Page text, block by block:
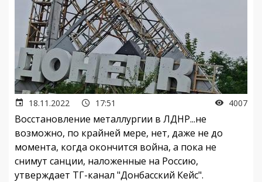
18.11.2022 17:51 4007
Восстановление металлургии в ЛДНР...не
возможно, по крайней мере, нет, даже не до
момента, когда окончится война, а пока не
снимут санции, наложенные на Россию,
утверждает ТГ-канал "Донбасский Кейс".